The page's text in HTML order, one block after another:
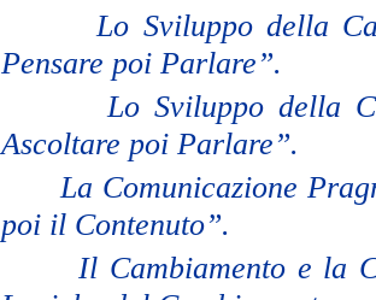
Lo Sviluppo della
Pensare poi Parlare”.
Lo Sviluppo della
Ascoltare poi Parlare”.
La Comunicazione
poi il Contenuto”.
Il Cambiamento e la